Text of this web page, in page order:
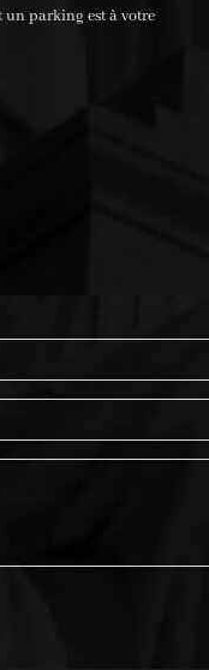
parking est à votre